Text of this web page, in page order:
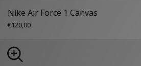
Nike Air Force 1 Canvas
€120,00